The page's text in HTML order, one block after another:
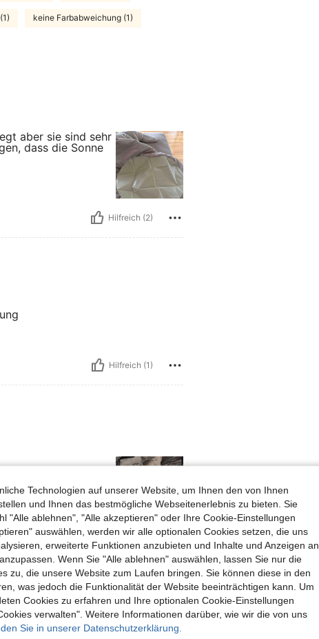
keine Farbabweichung (1)
aber sie sind sehr
dass die Sonne
Hilfreich (2)
Hilfreich (1)
Hilfreich (0)
Technologien auf unserer Website, um Ihnen den von Ihnen
und Ihnen das bestmögliche Webseitenerlebnis zu bieten. Sie
"Alle ablehnen", "Alle akzeptieren" oder Ihre Cookie-Einstellungen
auswählen, werden wir alle optionalen Cookies setzen, die uns
erweiterte Funktionen anzubieten und Inhalte und Anzeigen an
Wenn Sie "Alle ablehnen" auswählen, lassen Sie nur die
zu, die unsere Website zum Laufen bringen. Sie können diese in den
was jedoch die Funktionalität der Website beeinträchtigen kann. Um
Cookies zu erfahren und Ihre optionalen Cookie-Einstellungen
verwalten". Weitere Informationen darüber, wie wir die von uns
Sie in unserer Datenschutzerklärung.